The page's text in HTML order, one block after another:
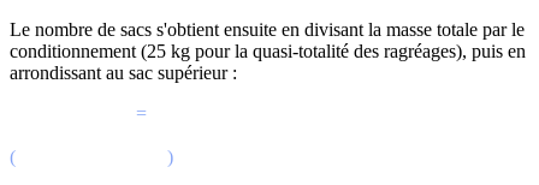
Le nombre de sacs s'obtient ensuite en divisant la masse totale par le
conditionnement (25 kg pour la quasi-totalité des ragréages), puis en
arrondissant au sac supérieur :
=
(
)